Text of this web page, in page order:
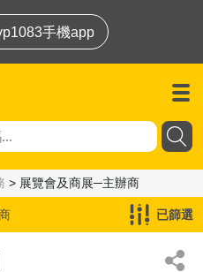
手機app
> 展覽會及商展─主辦商
已篩選